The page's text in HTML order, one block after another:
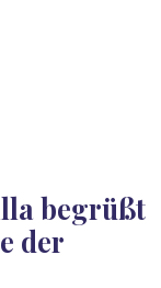
begrüßt
der